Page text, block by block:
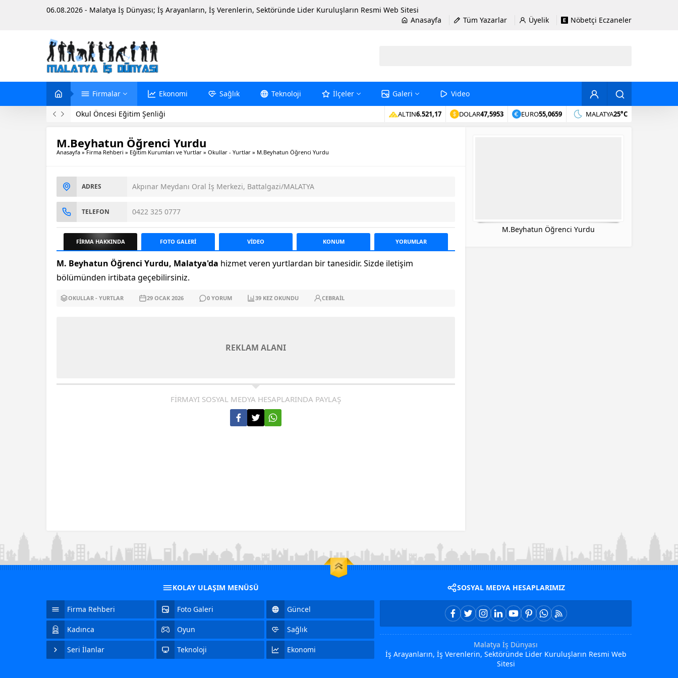
06.08.2026 - Malatya İş Dünyası; İş Arayanların, İş Verenlerin, Sektöründe Lider Kuruluşların Resmi Web Sitesi
Anasayfa
Tüm Yazarlar Üyelik Nöbetçi Eczaneler
Firmalar Ekonomi Sağlık Teknoloji İlçeler Galeri Video
Okul Öncesi Eğitim Şenliği ALTIN6.521,17 DOLAR47,5953 EURO55,0659 MALATYA25°C
M.Beyhatun Öğrenci Yurdu
Anasayfa » Firma Rehberi » Eğitim Kurumları ve Yurtlar » Okullar - Yurtlar » M.Beyhatun Öğrenci Yurdu
ADRES Akpınar Meydanı Oral İş Merkezi, Battalgazi/MALATYA
TELEFON 0422 325 0777
FİRMA HAKKINDA FOTO GALERİ VİDEO KONUM YORUMLAR
M. Beyhatun Öğrenci Yurdu, Malatya'da hizmet veren yurtlardan bir tanesidir. Sizde iletişim
bölümünden irtibata geçebilirsiniz.
OKULLAR - YURTLAR 29 OCAK 2026 0 YORUM 39 KEZ OKUNDU CEBRAIL
REKLAM ALANI
FİRMAYI SOSYAL MEDYA HESAPLARINDA PAYLAŞ
M.Beyhatun Öğrenci Yurdu
KOLAY ULAŞIM MENÜSÜ
Firma Rehberi Foto Galeri Güncel
Kadınca Oyun Sağlık
Seri İlanlar Teknoloji Ekonomi
SOSYAL MEDYA HESAPLARIMIZ
Malatya İş Dünyası
İş Arayanların, İş Verenlerin, Sektöründe Lider Kuruluşların Resmi Web
Sitesi